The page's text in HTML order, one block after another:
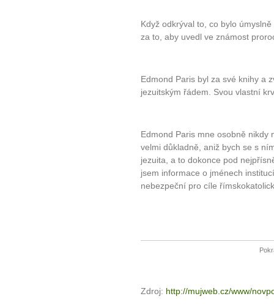
Když odkrýval to, co bylo
za to, aby uvedl ve známost
Edmond Paris byl za své knihy a
jezuitským řádem. Svou vlastní
Edmond Paris mne osobně nikdy
velmi důkladně, aniž bych se s
jezuita, a to dokonce pod
jsem informace o jménech
nebezpeční pro cíle
Zdroj: http://mujweb.cz/www/